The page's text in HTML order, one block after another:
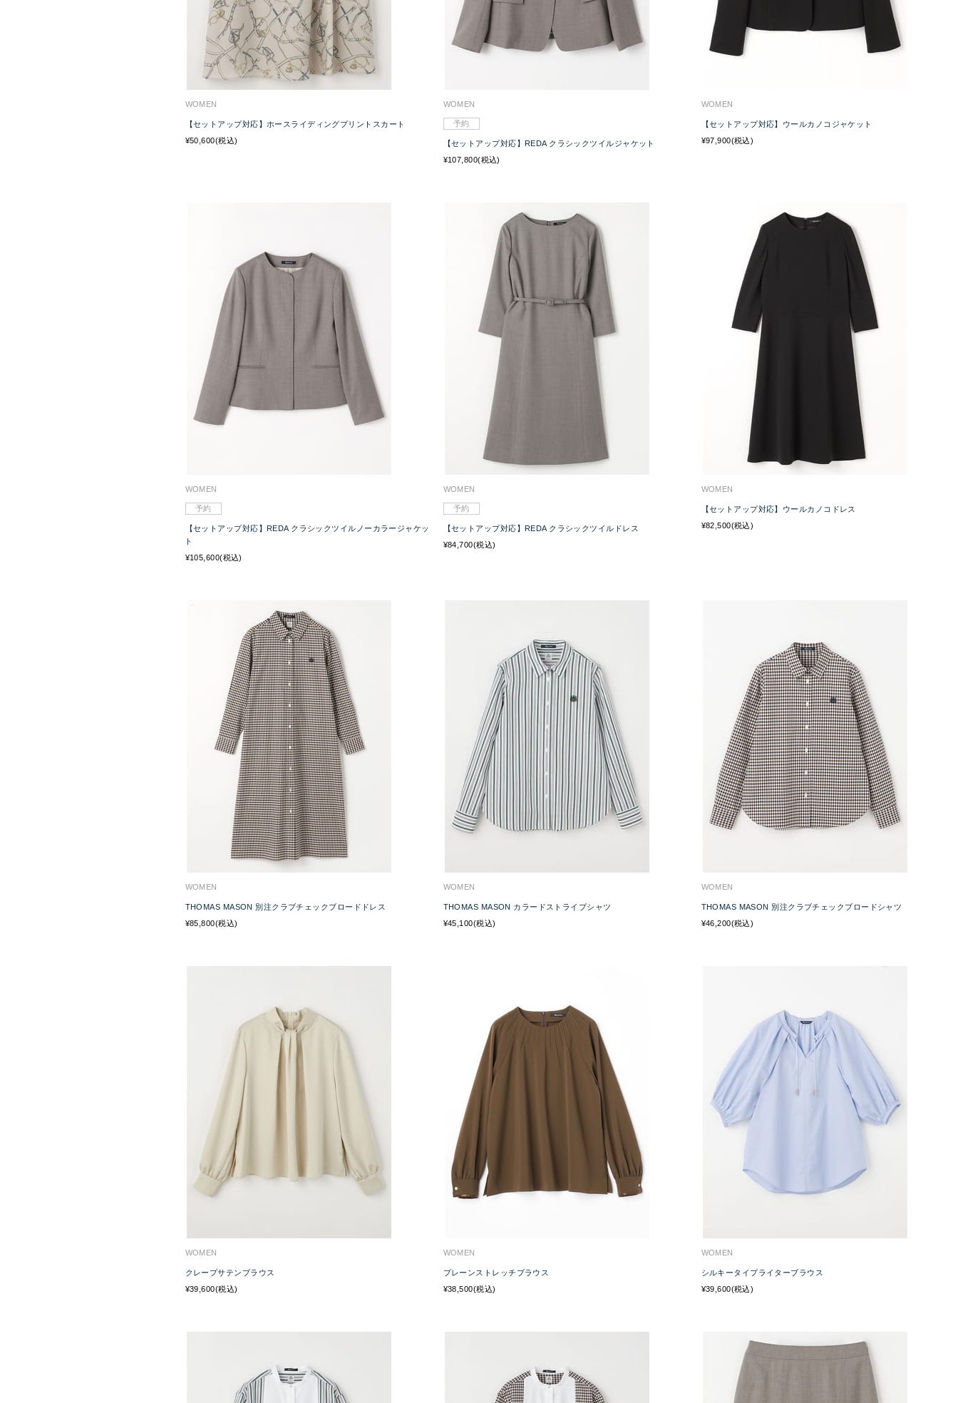
WOMEN
【セットアップ対応】ホースライディングプリントスカート
¥50,600(税込)
WOMEN
予約
【セットアップ対応】REDA クラシックツイルジャケット
¥107,800(税込)
WOMEN
【セットアップ対応】ウールカノコジャケット
¥97,900(税込)
WOMEN
予約
【セットアップ対応】REDA クラシックツイルノーカラージャケッ
ト
¥105,600(税込)
WOMEN
予約
【セットアップ対応】REDA クラシックツイルドレス
¥84,700(税込)
WOMEN
【セットアップ対応】ウールカノコドレス
¥82,500(税込)
WOMEN
THOMAS MASON 別注クラブチェックブロードドレス
¥85,800(税込)
WOMEN
THOMAS MASON カラードストライプシャツ
¥45,100(税込)
WOMEN
THOMAS MASON 別注クラブチェックブロードシャツ
¥46,200(税込)
WOMEN
クレープサテンブラウス
¥39,600(税込)
WOMEN
プレーンストレッチブラウス
¥38,500(税込)
WOMEN
シルキータイプライターブラウス
¥39,600(税込)